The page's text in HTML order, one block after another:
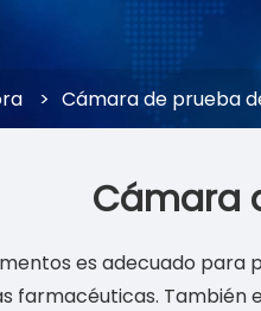
> Cámara de prueba
Cámara
es adecuado
También